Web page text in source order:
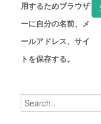
用するためブラウザ
ーに自分の名前、メ
ールアドレス、サイ
トを保存する。